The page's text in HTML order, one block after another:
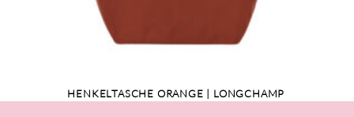
HENKELTASCHE ORANGE | LONGCHAMP